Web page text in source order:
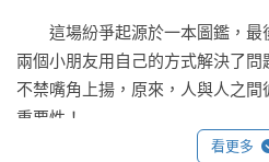
這場紛爭起源於一本圖鑑，最
兩個小朋友用自己的方式解決了
不禁嘴角上揚，原來，人與人之
重要性！
看更多